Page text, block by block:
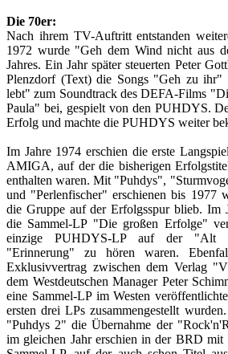
Die 70er:
Nach ihrem TV-Auftritt entstanden
1972 wurde "Geh dem Wind nicht aus
Jahres. Ein Jahr später steuerten Peter
Plenzdorf (Text) die Songs "Geh zu ihr"
lebt" zum Soundtrack des DEFA-Films
Paula" bei, gespielt von den PUHDYS.
Erfolg und machte die PUHDYS weiter
Im Jahre 1974 erschien die erste
AMIGA, auf der die bisherigen
enthalten waren. Mit "Puhdys",
und "Perlenfischer" erschienen bis 1977
die Gruppe auf der Erfolgsspur blieb. Im
die Sammel-LP "Die großen Erfolge"
einzige PUHDYS-LP auf der
"Erinnerung" zu hören waren.
Exklusivvertrag zwischen dem Verlag
dem Westdeutschen Manager Peter
eine Sammel-LP im Westen
ersten drei LPs zusammengestellt
"Puhdys 2" die Übernahme der
im gleichen Jahr erschien in der BRD